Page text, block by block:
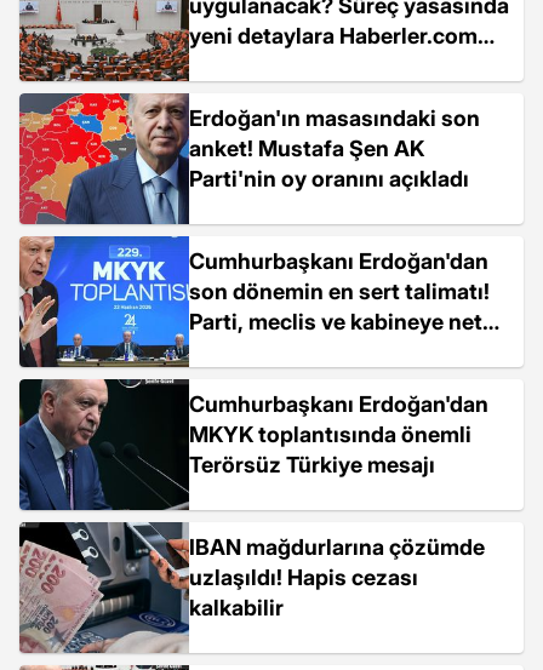
uygulanacak? Süreç yasasında
yeni detaylara Haberler.com
Erdoğan'ın masasındaki son
anket! Mustafa Şen AK
Parti'nin oy oranını açıkladı
Cumhurbaşkanı Erdoğan'dan
son dönemin en sert talimatı!
Parti, meclis ve kabineye net
Cumhurbaşkanı Erdoğan'dan
MKYK toplantısında önemli
Terörsüz Türkiye mesajı
IBAN mağdurlarına çözümde
uzlaşıldı! Hapis cezası
kalkabilir